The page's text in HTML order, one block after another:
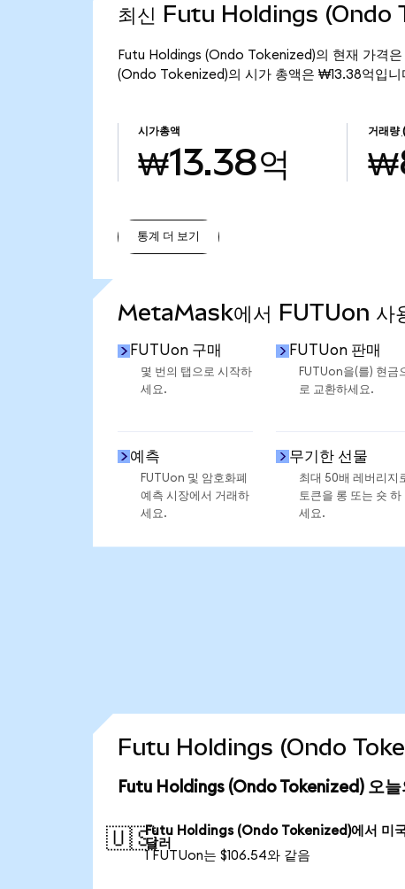
최신 Futu Holdings (Ondo
Futu Holdings (Ondo Tokenized)의 현재 가격
(Ondo Tokenized)의 시가 총액은 ₩13.38억입니
시가총액
₩13.38억
거래량
통계 더 보기
MetaMask에서 FUTUon 사
FUTUon 구매
몇 번의 탭으로 시작하
세요.
FUTUon 판매
FUTUon을(를) 현금
로 교환하세요.
예측
FUTUon 및 암호화폐
예측 시장에서 거래하
세요.
무기한 선물
최대 50배 레버리지
토큰을 롱 또는 숏 하
세요.
Futu Holdings (Ondo
Futu Holdings (Ondo Tokenized) 오늘
🇺🇸Futu Holdings (Ondo Tokenized)에서 미
달러
1 FUTUon는 $106.54와 같음